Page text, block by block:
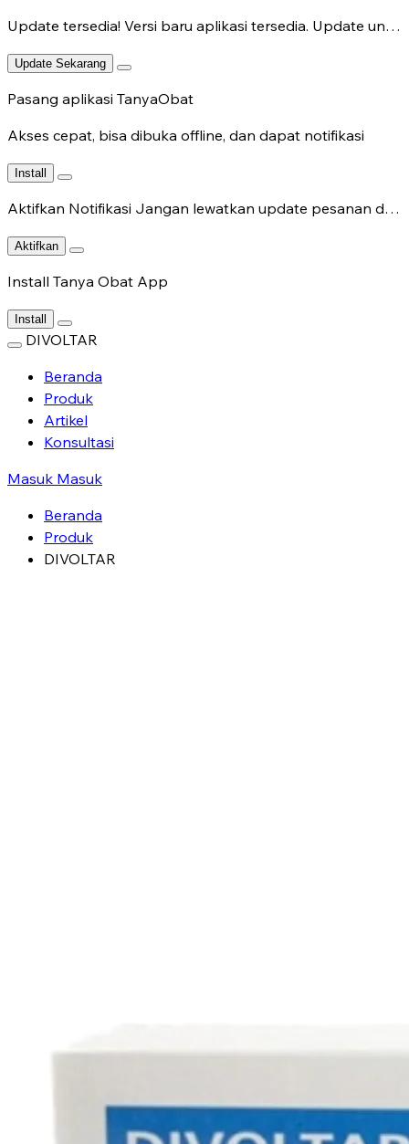
Update tersedia! Versi baru aplikasi tersedia. Update untuk fitur terbaru.
Update Sekarang
Pasang aplikasi TanyaObat
Akses cepat, bisa dibuka offline, dan dapat notifikasi
Install
Aktifkan Notifikasi Jangan lewatkan update pesanan dan chat dokter.
Aktifkan
Install Tanya Obat App
Install
DIVOLTAR
Beranda
Produk
Artikel
Konsultasi
Masuk Masuk
Beranda
Produk
DIVOLTAR